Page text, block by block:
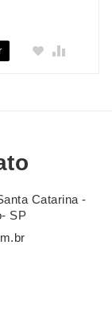
Catarina -
SP